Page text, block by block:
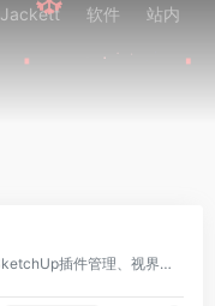
Jackett 软件 站内
坯子库是设计师的服务平台。由SketchUp插件管理、视界、论坛组成。拥有大量原创的SketchUp中文插件，并自主研发坯子插件库等强大功能扩展！汇聚大量的设计软件创作的优秀作品、模型下载、分享资源、sketchup教程。是广大设计师及SketchUp爱好者的家园